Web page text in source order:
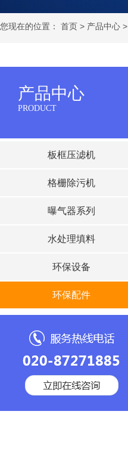
产品中心
PRODUCT
板框压滤机
格栅除污机
曝气器系列
水处理填料
环保设备
环保配件
您现在的位置： 首页 > 产品中心 >